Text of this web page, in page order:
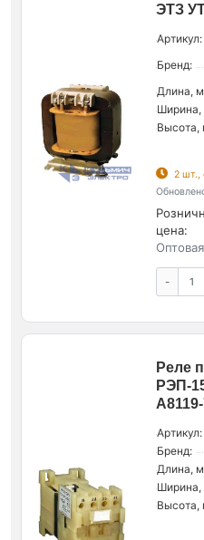
ЭТЗ
Артикул:
Бренд:
Длина,
Ширина,
Высота,
2 шт.,
цена:
-
Реле
РЭП-
Артикул:
Бренд:
Длина,
Ширина,
Высота,